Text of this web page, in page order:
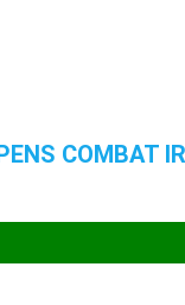
COMBAT